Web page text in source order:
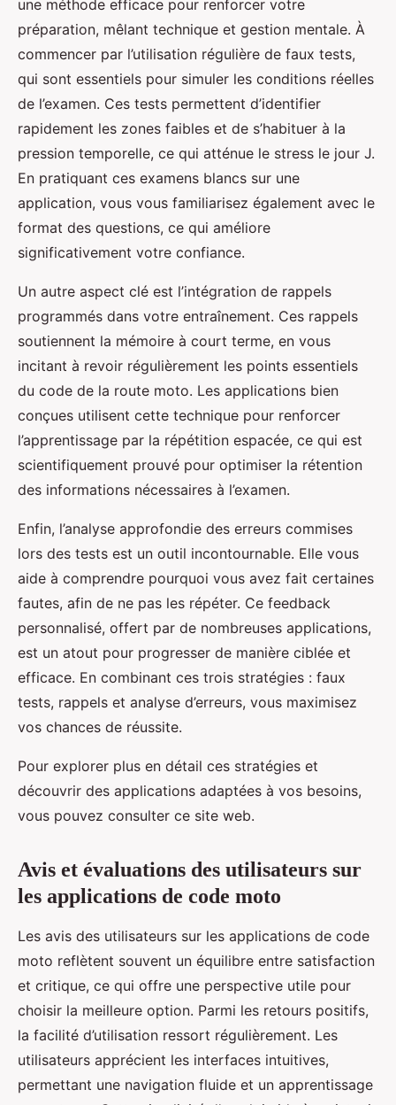
une méthode efficace pour renforcer votre
préparation, mêlant technique et gestion mentale. À
commencer par l’utilisation régulière de faux tests,
qui sont essentiels pour simuler les conditions réelles
de l’examen. Ces tests permettent d’identifier
rapidement les zones faibles et de s’habituer à la
pression temporelle, ce qui atténue le stress le jour J.
En pratiquant ces examens blancs sur une
application, vous vous familiarisez également avec le
format des questions, ce qui améliore
significativement votre confiance.
Un autre aspect clé est l’intégration de rappels
programmés dans votre entraînement. Ces rappels
soutiennent la mémoire à court terme, en vous
incitant à revoir régulièrement les points essentiels
du code de la route moto. Les applications bien
conçues utilisent cette technique pour renforcer
l’apprentissage par la répétition espacée, ce qui est
scientifiquement prouvé pour optimiser la rétention
des informations nécessaires à l’examen.
Enfin, l’analyse approfondie des erreurs commises
lors des tests est un outil incontournable. Elle vous
aide à comprendre pourquoi vous avez fait certaines
fautes, afin de ne pas les répéter. Ce feedback
personnalisé, offert par de nombreuses applications,
est un atout pour progresser de manière ciblée et
efficace. En combinant ces trois stratégies : faux
tests, rappels et analyse d’erreurs, vous maximisez
vos chances de réussite.
Pour explorer plus en détail ces stratégies et
découvrir des applications adaptées à vos besoins,
vous pouvez consulter ce site web.
Avis et évaluations des utilisateurs sur
les applications de code moto
Les avis des utilisateurs sur les applications de code
moto reflètent souvent un équilibre entre satisfaction
et critique, ce qui offre une perspective utile pour
choisir la meilleure option. Parmi les retours positifs,
la facilité d’utilisation ressort régulièrement. Les
utilisateurs apprécient les interfaces intuitives,
permettant une navigation fluide et un apprentissage